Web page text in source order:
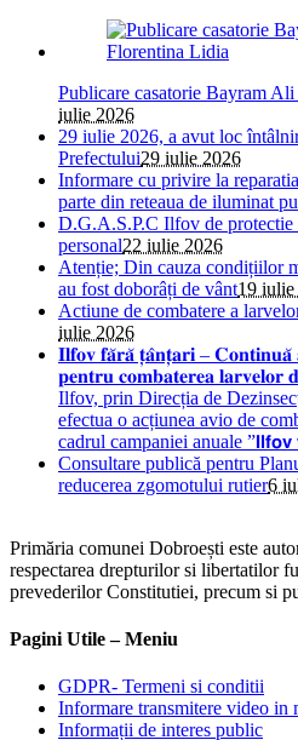
Publicare casatorie Bayram
iulie 2026
29 iulie 2026, a avut loc
Prefectului29 iulie 2026
Informare cu privire la
parte din reteaua de iluminat
D.G.A.S.P.C Ilfov de protectie
personal22 iulie 2026
Atenție; Din cauza condițiilor
au fost doborâți de vânt19
Actiune de combatere a
iulie 2026
𝐈𝐥𝐟𝐨𝐯 𝐟𝐚̆𝐫𝐚̆ 𝐭̦𝐚̂𝐧𝐭̦𝐚𝐫𝐢 – 𝐂𝐨𝐧𝐭𝐢𝐧𝐮𝐚̆
𝐩𝐞𝐧𝐭𝐫𝐮 𝐜𝐨𝐦𝐛𝐚𝐭𝐞𝐫𝐞𝐚 𝐥𝐚𝐫𝐯𝐞𝐥𝐨𝐫
Ilfov, prin Direcția de
efectua o acțiunea avio de
cadrul campaniei anuale ”𝗜𝗹𝗳𝗼𝘃
Consultare publică pentru
reducerea zgomotului rutier6
Primăria comunei Dobroești este
respectarea drepturilor si libertatilor
prevederilor Constitutiei, precum si
Pagini Utile – Meniu
GDPR- Termeni si conditii
Informare transmitere video
Informații de interes public